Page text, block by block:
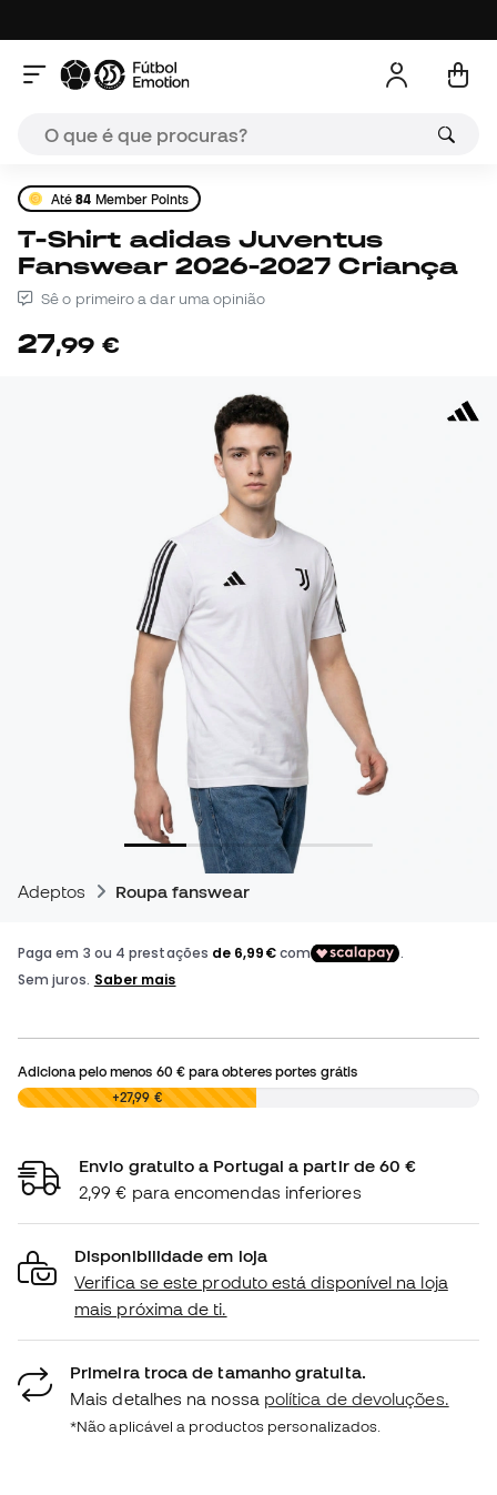
Até84 Member Points
T-Shirt adidas Juventus
Fanswear 2026-2027 Criança
Sê o primeiro a dar uma opinião
27,99 €
Adeptos Roupa fanswear
Adiciona pelo menos 60 €para obteres portes grátis
0,00 € +27,99 €
Envio gratuito a Portugal a partir de 60 €
2,99 € para encomendas inferiores
Disponibilidade em loja
Verifica se este produto está disponível na loja
mais próxima de ti.
Primeira troca de tamanho gratuita.
Mais detalhes na nossa política de devoluções.
*Não aplicável a productos personalizados.